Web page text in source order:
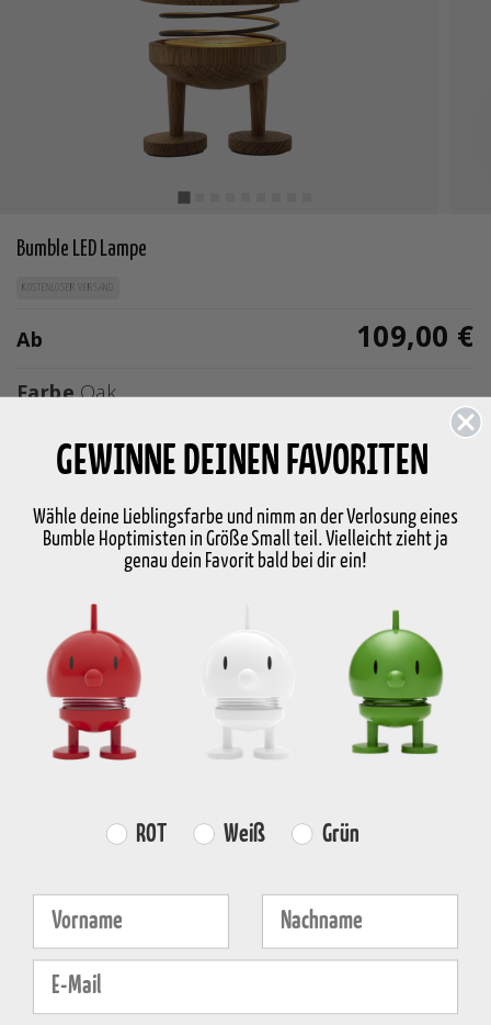
Bumble LED Lampe
KOSTENLOSER VERSAND
Ab 109,00 €
FarbeOak
Größe
Auswählen Größe
Wähle die Variante aus
KOSTENLOSER
VERSAND
über €59
SCHNELLE
RÜCKGABERECHT
30 Tage Rückgabe
GEWINNE DEINEN FAVORITEN
Wähle deine Lieblingsfarbe und nimm an der Verlosung eines
Bumble Hoptimisten in Größe Small teil. Vielleicht zieht ja
genau dein Favorit bald bei dir ein!
Farvevalg
ROT Weiß Grün
Fornavn Efternavn
E-mail